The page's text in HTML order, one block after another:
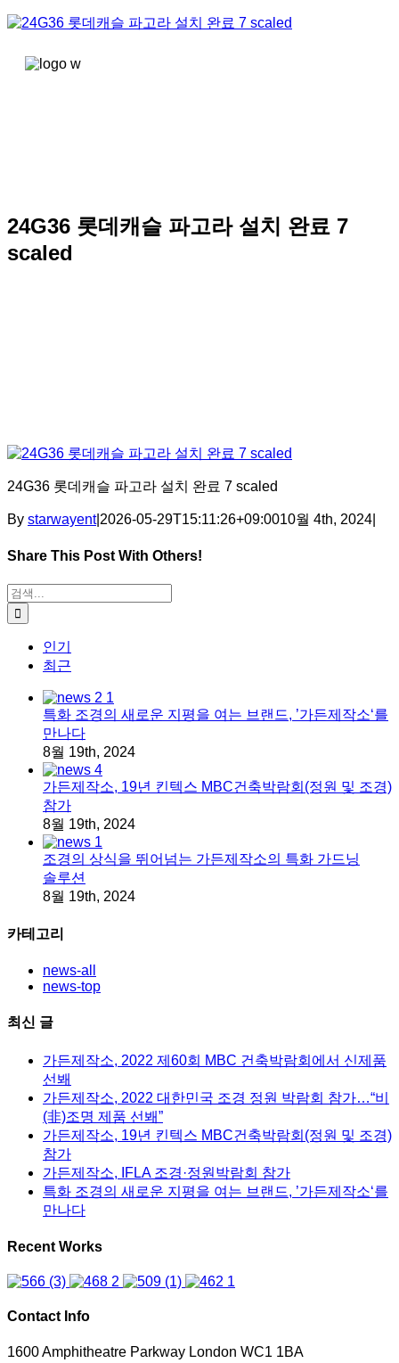
콘텐츠로
24G36 롯데캐슬 파고라 설치 완료 7
scaled
24G36 롯데캐슬 파고라 설치 완료 7 scaled
By starwayent| 2026-05-29T15:11:26+09:0010월 4th, 2024
Share This Post With Others!
Facebook
X
Tumblr
Pinterest
이메일
검색:
인기
최근
특화 조경의 새로운 지평을 여는 브랜드, ’가든제작소‘를
만나다
8월 19th, 2024
가든제작소, 19년 킨텍스 MBC건축박람회(정원 및 조경)
참가
8월 19th, 2024
조경의 상식을 뛰어넘는 가든제작소의 특화 가드닝
솔루션
8월 19th, 2024
카테고리
news-all
news-top
최신 글
가든제작소, 2022 제60회 MBC 건축박람회에서 신제품
선봬
가든제작소, 2022 대한민국 조경 정원 박람회 참가…“비
(非)조명 제품 선봬”
가든제작소, 19년 킨텍스 MBC건축박람회(정원 및 조경)
참가
가든제작소, IFLA 조경·정원박람회 참가
특화 조경의 새로운 지평을 여는 브랜드, ’가든제작소‘를
만나다
Recent Works
Contact Info
1600 Amphitheatre Parkway London WC1 1BA